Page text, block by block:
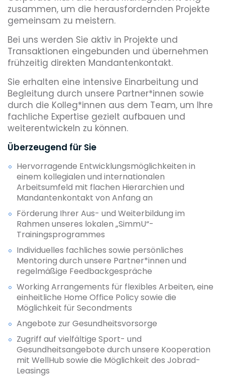
zusammen, um die herausfordernden Projekte
gemeinsam zu meistern.
Bei uns werden Sie aktiv in Projekte und
Transaktionen eingebunden und übernehmen
frühzeitig direkten Mandantenkontakt.
Sie erhalten eine intensive Einarbeitung und
Begleitung durch unsere Partner*innen sowie
durch die Kolleg*innen aus dem Team, um Ihre
fachliche Expertise gezielt aufbauen und
weiterentwickeln zu können.
Überzeugend für Sie
Hervorragende Entwicklungsmöglichkeiten in
einem kollegialen und internationalen
Arbeitsumfeld mit flachen Hierarchien und
Mandantenkontakt von Anfang an
Förderung Ihrer Aus- und Weiterbildung im
Rahmen unseres lokalen „SimmU“-
Trainingsprogrammes
Individuelles fachliches sowie persönliches
Mentoring durch unsere Partner*innen und
regelmäßige Feedbackgespräche
Working Arrangements für flexibles Arbeiten, eine
einheitliche Home Office Policy sowie die
Möglichkeit für Secondments
Angebote zur Gesundheitsvorsorge
Zugriff auf vielfältige Sport- und
Gesundheitsangebote durch unsere Kooperation
mit WellHub sowie die Möglichkeit des Jobrad-
Leasings